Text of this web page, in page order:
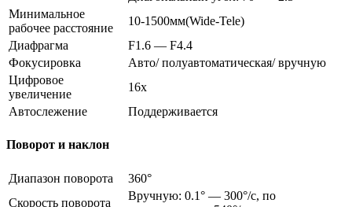
Минимальное
рабочее расстояние
10-1500мм(Wide-Tele)
Диафрагма
F1.6 — F4.4
Фокусировка
Авто/ полуавтоматическая/ вручную
Цифровое
увеличение
16x
Автослежение
Поддерживается
Поворот и наклон
Диапазон поворота
360°
Скорость поворота
Вручную: 0.1° — 300°/с, по